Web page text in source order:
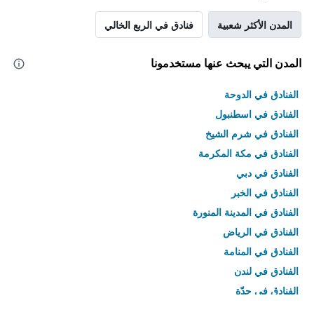
المدن الأكثر شعبية فنادق في الربع الخالي
المدن التي يبحث عنها مستخدمونا
الفنادق في الدوحة
الفنادق في اسطنبول
الفنادق في شرم الشيخ
الفنادق في مكة المكرمة
الفنادق في دبي
الفنادق في الخبر
الفنادق في المدينة المنورة
الفنادق في الرياض
الفنادق في المنامة
الفنادق في لندن
الفنادق في جدّة